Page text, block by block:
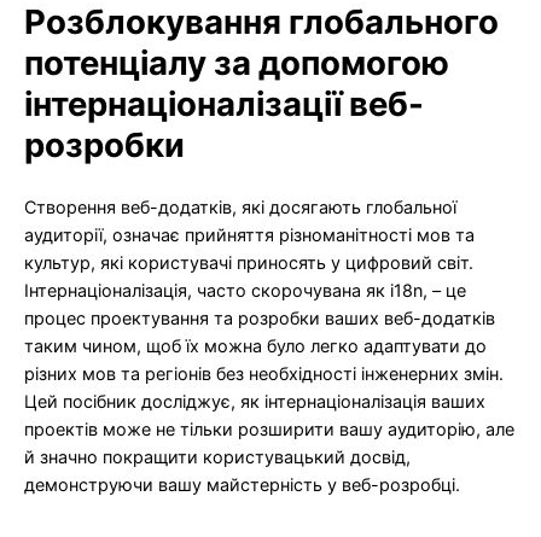
Розблокування глобального
потенціалу за допомогою
інтернаціоналізації веб-
розробки
Створення веб-додатків, які досягають глобальної
аудиторії, означає прийняття різноманітності мов та
культур, які користувачі приносять у цифровий світ.
Інтернаціоналізація, часто скорочувана як i18n, – це
процес проектування та розробки ваших веб-додатків
таким чином, щоб їх можна було легко адаптувати до
різних мов та регіонів без необхідності інженерних змін.
Цей посібник досліджує, як інтернаціоналізація ваших
проектів може не тільки розширити вашу аудиторію, але
й значно покращити користувацький досвід,
демонструючи вашу майстерність у веб-розробці.